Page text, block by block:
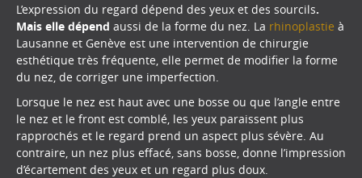
L’expression du regard dépend des yeux et des sourcils.
Mais elle dépend aussi de la forme du nez. La rhinoplastie à
Lausanne et Genève est une intervention de chirurgie
esthétique très fréquente, elle permet de modifier la forme
du nez, de corriger une imperfection.
Lorsque le nez est haut avec une bosse ou que l’angle entre
le nez et le front est comblé, les yeux paraissent plus
rapprochés et le regard prend un aspect plus sévère. Au
contraire, un nez plus effacé, sans bosse, donne l’impression
d’écartement des yeux et un regard plus doux.